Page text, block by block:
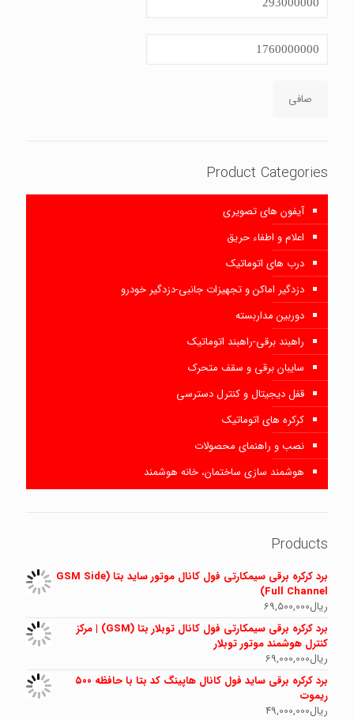
قیمت
قيمت
صافی
Product Categories
آیفون های تصویری
اعلام و اطفاء حریق
درب های اتوماتیک
دزدگیر اماکن و تجهیزات جانبی-دزدگیر خودرو
دوربین مداربسته
راهبند برقی-راهبند اتوماتیک
سایبان برقی و سقف متحرک
قفل دیجیتال و کنترل دسترسی
کرکره های اتوماتیک
نصب و راهنمای محصولات
هوشمند سازی ساختمان، خانه هوشمند
Products
برد کرکره برقی سیمکارتی فول کانال موتور ساید بتا (GSM Side
Full Channel)
ریال69,500,000
برد کرکره برقی سیمکارتی فول کانال توبلار بتا (GSM) | مرکز
کنترل هوشمند موتور توبلار
ریال69,000,000
برد کرکره برقی ساید فول کانال هاپینگ کد بتا با حافظه ۵۰۰
ریموت
ریال49,000,000